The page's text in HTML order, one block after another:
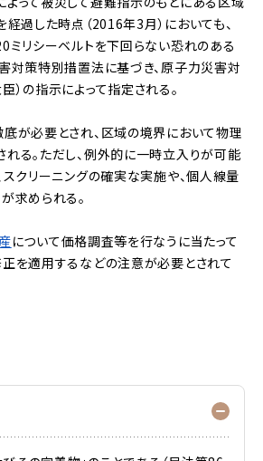
経過した時点（2016年3月）においても、
リシーベルトを下回らない恐れのある
対策特別措置法に基づき、原子力災害対
）の指示によって指定される。
が必要とされ、区域の境界において物理
る。ただし、例外的に一時立入りが可能
スクリーニングの確実な実施や、個人線量
求められる。
について価格調査等を行なうに当たって
を適用するなどの注意が必要とされて